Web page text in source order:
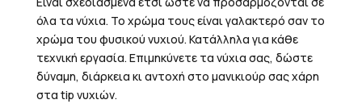
όλα τα νύχια. Το χρώμα τους είναι γαλακτερό σαν το
χρώμα του φυσικού νυχιού. Κατάλληλα για κάθε
τεχνική εργασία. Επιμηκύνετε τα νύχια σας, δώστε
δύναμη, διάρκεια κι αντοχή στο μανικιούρ σας χάρη
στα tip νυχιών.